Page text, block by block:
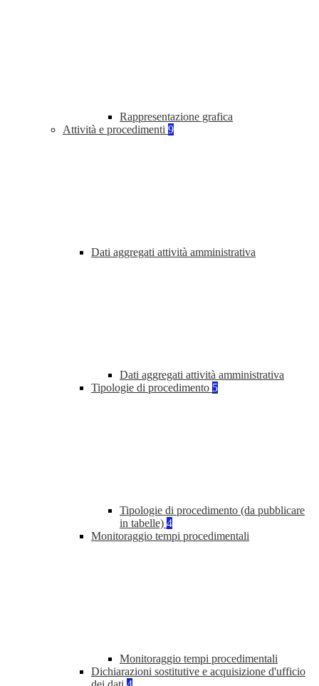
Rappresentazione grafica
Attività e procedimenti 9
Dati aggregati attività amministrativa
Dati aggregati attività amministrativa
Tipologie di procedimento 5
Tipologie di procedimento (da pubblicare
in tabelle) 4
Monitoraggio tempi procedimentali
Monitoraggio tempi procedimentali
Dichiarazioni sostitutive e acquisizione d'ufficio